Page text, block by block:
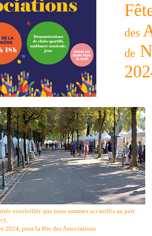
des
de
ensoleillée que nous sommes accueillis au parc
2024, pour la fête des Associations.